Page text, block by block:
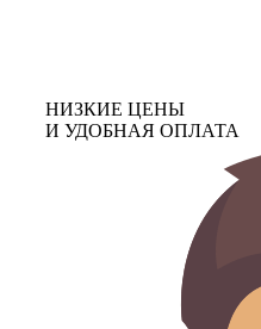
НИЗКИЕ ЦЕНЫ
И УДОБНАЯ ОПЛАТА